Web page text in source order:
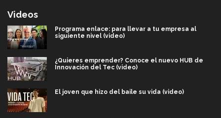
Videos
Programa enlace: para llevar a tu empresa al
siguiente nivel (video)
¿Quieres emprender? Conoce el nuevo HUB de
Innovación del Tec (video)
El joven que hizo del baile su vida (video)